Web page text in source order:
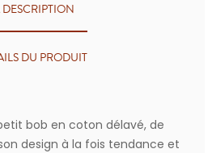
DESCRIPTION
DU PRODUIT
bob en coton délavé, de
design à la fois tendance et